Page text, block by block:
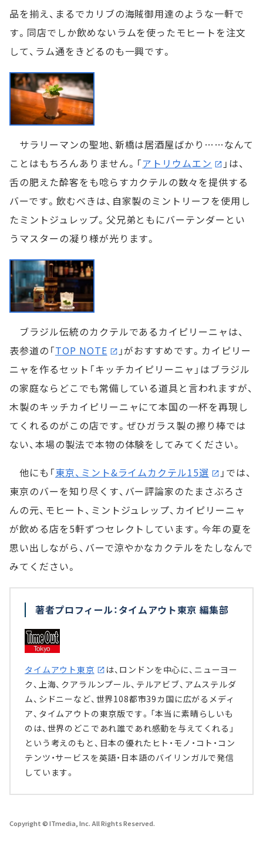
品を揃え、まるでカリブの海賊御用達のような一軒で
す。同店でしか飲めないラムを使ったモヒートを注文
して、ラム通をきどるのも一興です。
サラリーマンの聖地、新橋は居酒屋ばかり……なんて
ことはもちろんありません。「アトリウムエン
」は、
舌の肥えた酔客をも唸らすカクテルの数々を提供する
バーです。飲むべきは、自家製のミントリーフを使用し
たミントジュレップ。父兄弟ともにバーテンダーとい
うマスターの凝り様が光ります。
ブラジル伝統のカクテルであるカイピリーニャは、
表参道の「TOP NOTE
」がおすすめです。カイピリー
ニャを作るセット「キッチカイピリーニャ」はブラジル
の家庭ならどこでも常備している道具と言われますが、
木製のキッチカイピリーニャにて本国の一杯を再現し
てくれるのがこの店です。ぜひガラス製の擦り棒では
ない、本場の製法で本物の体験をしてみてください。
他にも「東京、ミント&ライムカクテル15選
」では、
東京のバーを知り尽くす、バー評論家のたまさぶろさ
んの元、モヒート、ミントジュレップ、カイピリーニャ
が飲める店を5軒ずつセレクトしています。今年の夏を
思い出しながら、バーで涼やかなカクテルをたしなんで
みてください。
著者プロフィール：タイムアウト東京 編集部
タイムアウト東京
は、ロンドンを中心に、ニューヨー
ク、上海、クアラルンプール、テルアビブ、アムステルダ
ム、シドニーなど、世界108都市39カ国に広がるメディ
ア、タイムアウトの東京版です。「本当に素晴らしいも
のは、世界のどこであれ誰であれ感動を与えてくれる」
という考えのもと、日本の優れたヒト・モノ・コト・コン
テンツ・サービスを英語・日本語のバイリンガルで発信
しています。
Copyright © ITmedia, Inc. All Rights Reserved.